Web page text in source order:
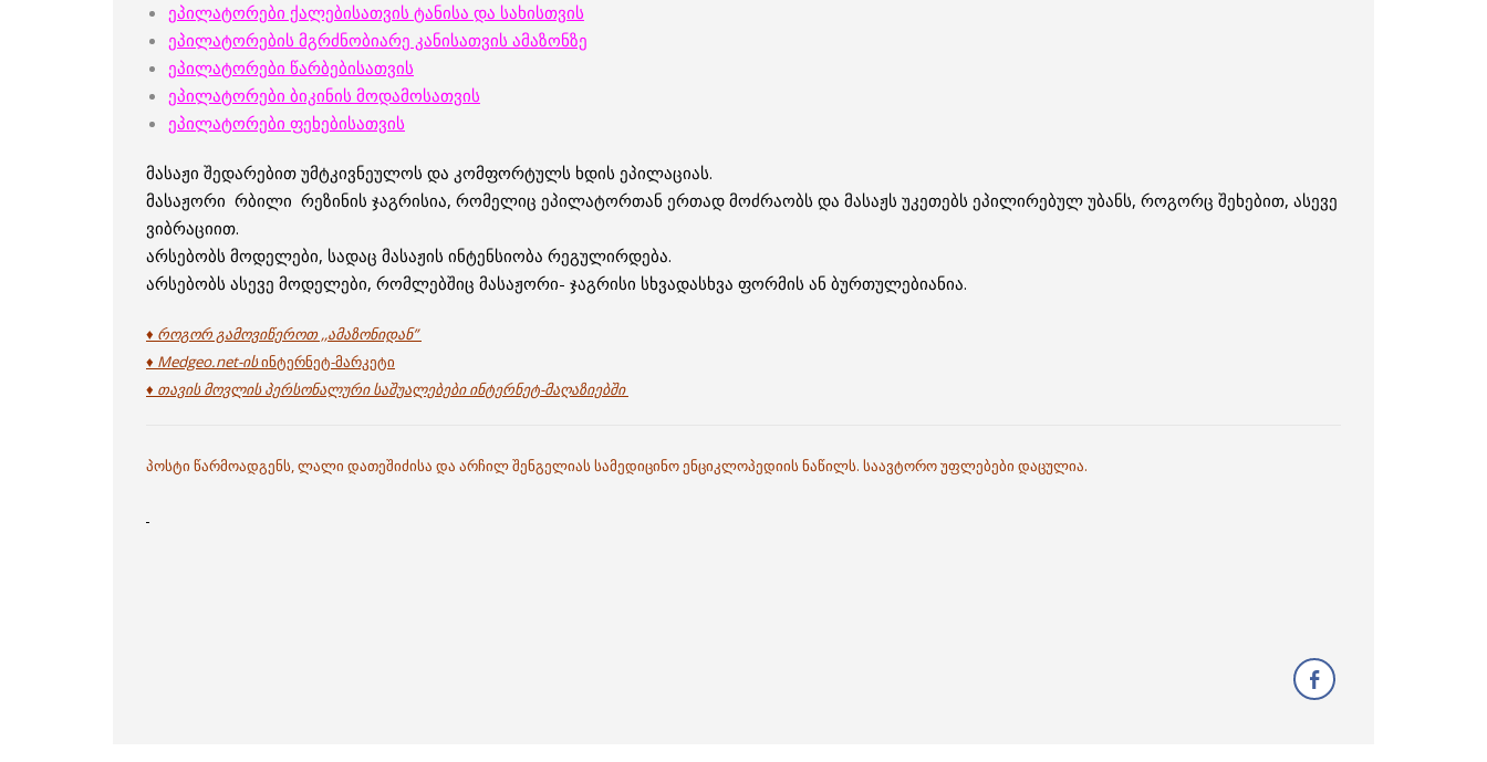
ეპილატორები ქალებისათვის ტანისა და სახისთვის
ეპილატორების მგრძნობიარე კანისათვის ამაზონზე
ეპილატორები წარბებისათვის
ეპილატორები ბიკინის მოდამოსათვის
ეპილატორები ფეხებისათვის
მასაჟი შედარებით უმტკივნეულოს და კომფორტულს ხდის ეპილაციას.
მასაჟორი რბილი რეზინის ჯაგრისია, რომელიც ეპილატორთან ერთად მოძრაობს და მასაჟს უკეთებს ეპილირებულ უბანს, როგორც შეხებით, ასევე
ვიბრაციით.
არსებობს მოდელები, სადაც მასაჟის ინტენსიობა რეგულირდება.
არსებობს ასევე მოდელები, რომლებშიც მასაჟორი- ჯაგრისი სხვადასხვა ფორმის ან ბურთულებიანია.
♦ როგორ გამოვიწეროთ ,,ამაზონიდან”
♦ Medgeo.net-ისინტერნეტ-მარკეტი
♦ თავის მოვლის პერსონალური საშუალებები ინტერნეტ-მაღაზიებში
პოსტი წარმოადგენს, ლალი დათეშიძისა და არჩილ შენგელიას სამედიცინო ენციკლოპედიის ნაწილს. საავტორო უფლებები დაცულია.